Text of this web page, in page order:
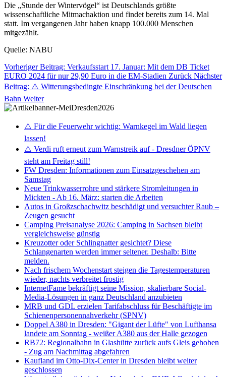
Die „Stunde der Wintervögel“ ist Deutschlands größte
wissenschaftliche Mitmachaktion und findet bereits zum 14. Mal
statt. Im vergangenen Jahr haben knapp 100.000 Menschen
mitgezählt.
Quelle: NABU
Vorheriger Beitrag: Verkaufsstart 17. Januar: Mit dem DB Ticket
EURO 2024 für nur 29,90 Euro in die EM-Stadien Zurück Nächster
Beitrag: ⚠️ Witterungsbedingte Einschränkung bei der Deutschen
Bahn Weiter
⚠️ Für die Feuerwehr wichtig: Warnkegel im Wald liegen
lassen!
⚠️ Verdi ruft erneut zum Warnstreik auf - Dresdner ÖPNV
steht am Freitag still!
FW Dresden: Informationen zum Einsatzgeschehen am
Samstag
Neue Trinkwasserrohre und stärkere Stromleitungen in
Mickten - Ab 16. März: starten die Arbeiten
Autos in Großzschachwitz beschädigt und versuchter Raub –
Zeugen gesucht
Camping Preisanalyse 2026: Camping in Sachsen bleibt
vergleichsweise günstig
Kreuzotter oder Schlingnatter gesichtet? Diese
Schlangenarten werden immer seltener. Deshalb: Bitte
melden.
Nach frischem Wochenstart steigen die Tagestemperaturen
wieder, nachts verbreitet frostig
InternetFame bekräftigt seine Mission, skalierbare Social-
Media-Lösungen in ganz Deutschland anzubieten
MRB und GDL erzielen Tarifabschluss für Beschäftigte im
Schienenpersonennahverkehr (SPNV)
Doppel A380 in Dresden: "Gigant der Lüfte" von Lufthansa
landete am Sonntag - weißer A380 aus der Halle gezogen
RB72: Regionalbahn in Glashütte zurück aufs Gleis gehoben
- Zug am Nachmittag abgefahren
Kaufland im Otto-Dix-Center in Dresden bleibt weiter
geschlossen